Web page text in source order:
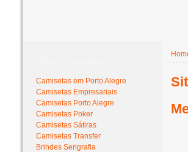
Camisetas em Porto Alegre
Camisetas Empresariais
Camisetas Porto Alegre
Camisetas Poker
Camisetas Sátiras
Camisetas Transfer
Brindes Serigrafia